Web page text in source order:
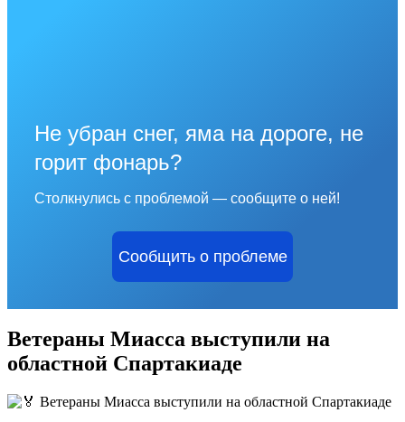
Не убран снег, яма на дороге, не
горит фонарь?
Столкнулись с проблемой — сообщите о ней!
Сообщить о проблеме
Ветераны Миасса выступили на
областной Спартакиаде
Ветераны Миасса выступили на областной Спартакиаде